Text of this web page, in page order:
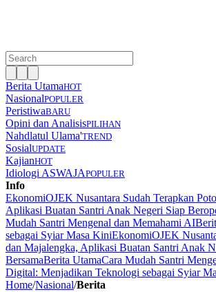
Berita UtamaHOT
NasionalPOPULER
PeristiwaBARU
Opini dan AnalisisPILIHAN
Nahdlatul Ulama'TREND
SosialUPDATE
KajianHOT
Idiologi ASWAJAPOPULER
Info
EkonomiOJEK Nusantara Sudah Terapkan
Aplikasi Buatan Santri Anak Negeri Siap
Mudah Santri Mengenal dan Memahami AI
sebagai Syiar Masa KiniEkonomiOJEK
dan Majalengka, Aplikasi Buatan Santri Anak
BersamaBerita UtamaCara Mudah Santri
Digital: Menjadikan Teknologi sebagai Syiar
Home/Nasional/Berita